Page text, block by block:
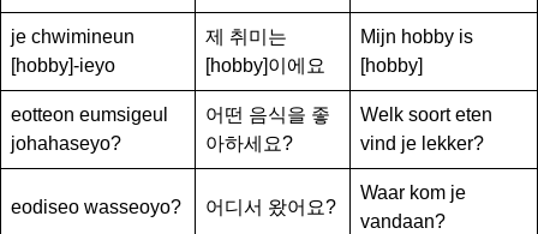
je chwimineun
[hobby]-ieyo
제 취미는
[hobby]이에요
Mijn hobby is
[hobby]
eotteon eumsigeul
johahaseyo?
어떤 음식을 좋
아하세요?
Welk soort eten
vind je lekker?
eodiseo wasseoyo? 어디서 왔어요?
Waar kom je
vandaan?